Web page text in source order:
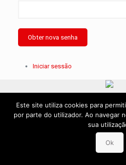
Obter nova senha
Iniciar sessão
Canal
Este site utiliza cookies para
por parte do utilizador. Ao navegar
sua
Ok